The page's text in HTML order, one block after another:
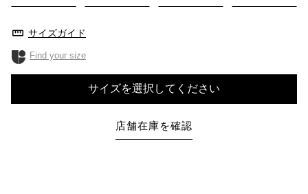
サイズガイド
Find your size
サイズを選択してください
店舗在庫を確認